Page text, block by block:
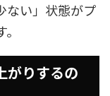
ない」状態がプ
がりするの